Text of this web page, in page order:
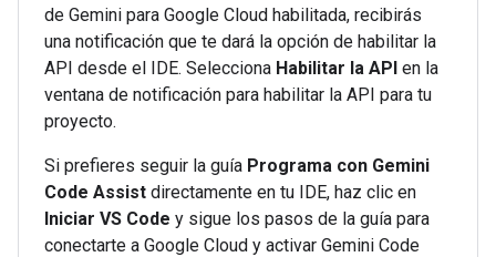
de Gemini para Google Cloud habilitada, recibirás
una notificación que te dará la opción de habilitar la
API desde el IDE. Selecciona Habilitar la API en la
ventana de notificación para habilitar la API para tu
proyecto.
Si prefieres seguir la guía Programa con Gemini
Code Assist directamente en tu IDE, haz clic en
Iniciar VS Code y sigue los pasos de la guía para
conectarte a Google Cloud y activar Gemini Code